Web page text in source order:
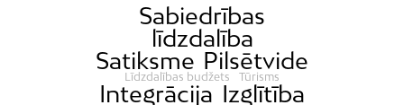
Sabiedrības
līdzdalība
Satiksme Pilsētvide
Līdzdalības budžets Tūrisms
Integrācija Izglītība